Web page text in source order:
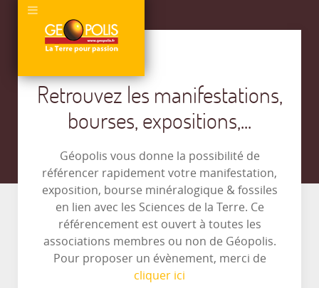
Retrouvez les manifestations,
bourses, expositions,...
Géopolis vous donne la possibilité de
référencer rapidement votre manifestation,
exposition, bourse minéralogique & fossiles
en lien avec les Sciences de la Terre. Ce
référencement est ouvert à toutes les
associations membres ou non de Géopolis.
Pour proposer un évènement, merci de
cliquer ici